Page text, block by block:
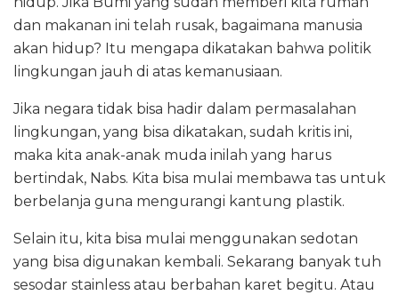
dan makanan ini telah rusak, bagaimana manusia
akan hidup? Itu mengapa dikatakan bahwa politik
lingkungan jauh di atas kemanusiaan.
Jika negara tidak bisa hadir dalam permasalahan
lingkungan, yang bisa dikatakan, sudah kritis ini,
maka kita anak-anak muda inilah yang harus
bertindak, Nabs. Kita bisa mulai membawa tas untuk
berbelanja guna mengurangi kantung plastik.
Selain itu, kita bisa mulai menggunakan sedotan
yang bisa digunakan kembali. Sekarang banyak tuh
sesodar stainless atau berbahan karet begitu. Atau